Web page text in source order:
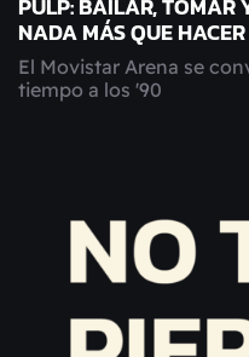
PULP: BAILAR, TOMAR
NADA MÁS QUE HACER
El Movistar Arena se
tiempo a los '90